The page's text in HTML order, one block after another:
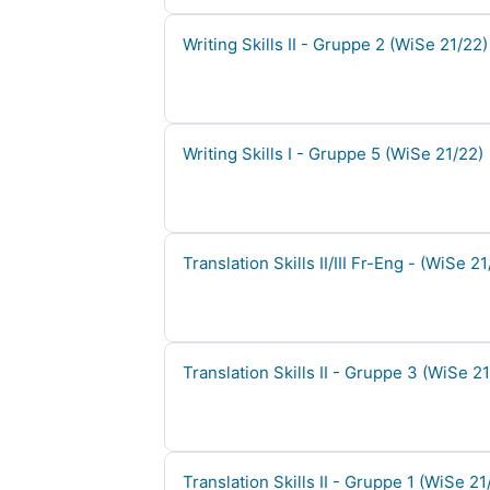
Kursname
Writing Skills II - Gruppe 2 (WiSe 21/22)
Kursname
Writing Skills I - Gruppe 5 (WiSe 21/22)
Kursname
Translation Skills II/III Fr-Eng - (WiSe
Kursname
Translation Skills II - Gruppe 3 (WiSe
Kursname
Translation Skills II - Gruppe 1 (WiSe